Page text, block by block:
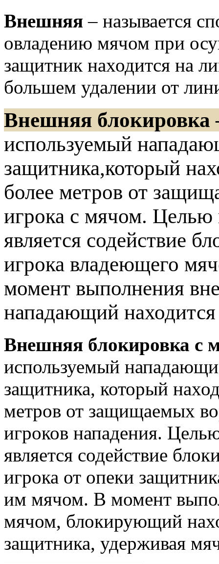
Внешняя – называется
овладению мячом при
защитник находится на
большем удалении от
Внешняя блокировка
используемый
защитника,который
более метров от
игрока с мячом.
является содействие
игрока владеющего
момент выполнения
нападающий
Внешняя блокировка с
используемый
защитника, который
метров от защищаемых
игроков нападения.
является содействие
игрока от опеки
им мячом. В момент
мячом, блокирующий
защитника, удерживая